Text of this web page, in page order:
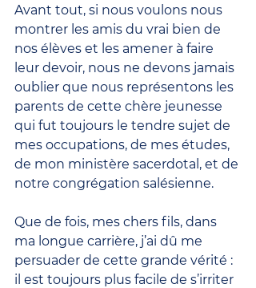
Avant tout, si nous voulons nous
montrer les amis du vrai bien de
nos élèves et les amener à faire
leur devoir, nous ne devons jamais
oublier que nous représentons les
parents de cette chère jeunesse
qui fut toujours le tendre sujet de
mes occupations, de mes études,
de mon ministère sacerdotal, et de
notre congrégation salésienne.
Que de fois, mes chers fils, dans
ma longue carrière, j’ai dû me
persuader de cette grande vérité :
il est toujours plus facile de s’irriter